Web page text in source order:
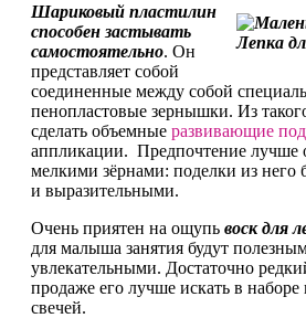
Шариковый пластилин
способен застывать
самостоятельно. Он
представляет собой
соединенные между собой
пенопластовые зернышки. Из
сделать объемные развивающие
аппликации. Предпочтение лучше
мелкими зёрнами: поделки из него
и выразительными.
Очень приятен на ощупь воск для
для малыша занятия будут
увлекательными. Достаточно
продаже его лучше искать в
свечей.